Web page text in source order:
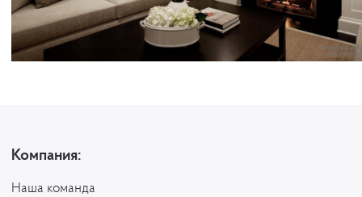
Компания:
Наша команда